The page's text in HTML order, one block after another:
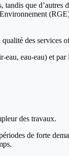
que d’autres
des services
eau-eau) et par
des travaux.
de forte